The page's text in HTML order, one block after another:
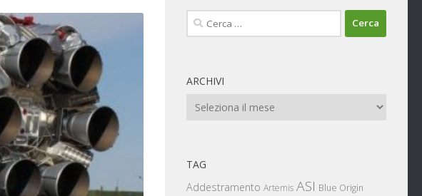
Ricerca
per:
ARCHIVI
Archivi
TAG
Addestramento Artemis ASI Blue Origin